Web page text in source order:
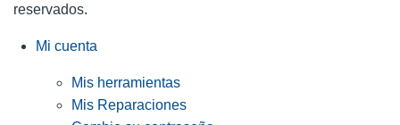
reservados.
Mi cuenta
Mis herramientas
Mis Reparaciones